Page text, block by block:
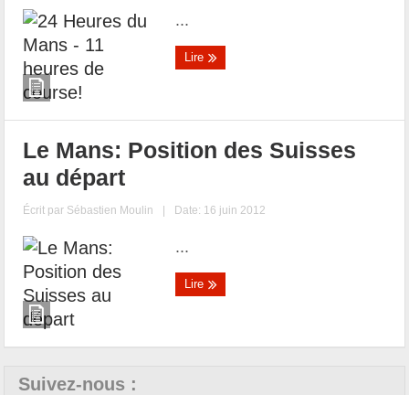
...
Lire
Le Mans: Position des Suisses
au départ
Écrit par Sébastien Moulin | Date: 16 juin 2012
...
Lire
Suivez-nous :